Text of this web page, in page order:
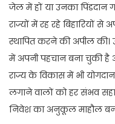
जेल में हों या उनका पिंडदान
राज्यों में रह रहे बिहारियों
स्थापित करने की अपील की।
में अपनी पहचान बना चुकी
राज्य के विकास में भी योगदान
लगाने वालों को हर संभव
निवेश का अनुकूल माहौल